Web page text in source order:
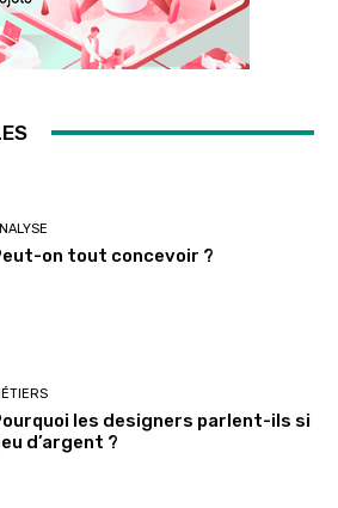
on tout concevoir ?
les designers parlent-ils si
d’argent ?